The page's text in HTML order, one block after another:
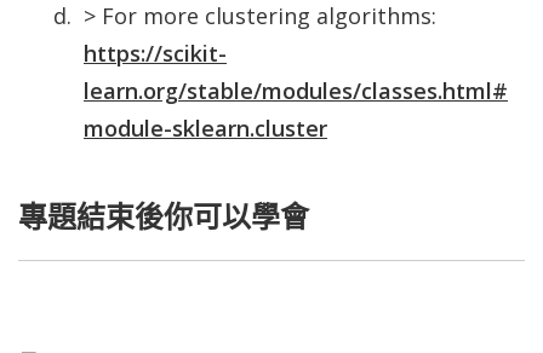
> For more clustering algorithms:
https://scikit-
learn.org/stable/modules/classes.html#
module-sklearn.cluster
專題結束後你可以學會